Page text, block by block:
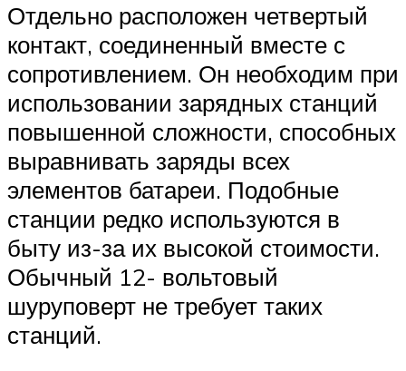
Отдельно расположен четвертый
контакт, соединенный вместе с
сопротивлением. Он необходим при
использовании зарядных станций
повышенной сложности, способных
выравнивать заряды всех
элементов батареи. Подобные
станции редко используются в
быту из-за их высокой стоимости.
Обычный 12- вольтовый
шуруповерт не требует таких
станций.